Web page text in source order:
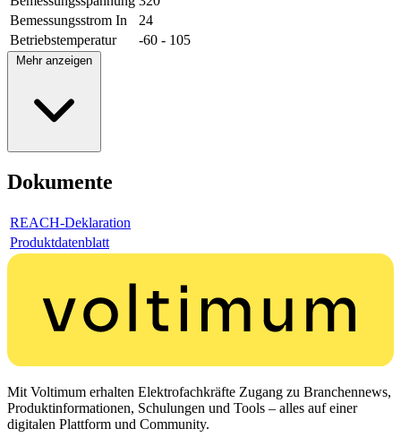
Bemessungsstrom In
24
Betriebstemperatur
-60 - 105
Mehr anzeigen
Dokumente
REACH-Deklaration
Produktdatenblatt
Mit Voltimum erhalten Elektrofachkräfte Zugang zu Branchennews,
Produktinformationen, Schulungen und Tools – alles auf einer
digitalen Plattform und Community.